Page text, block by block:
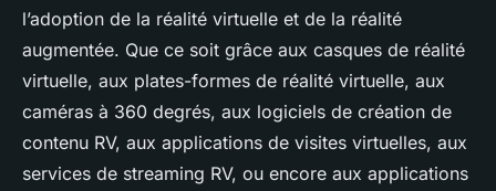
l’adoption de la réalité virtuelle et de la réalité
augmentée. Que ce soit grâce aux casques de réalité
virtuelle, aux plates-formes de réalité virtuelle, aux
caméras à 360 degrés, aux logiciels de création de
contenu RV, aux applications de visites virtuelles, aux
services de streaming RV, ou encore aux applications